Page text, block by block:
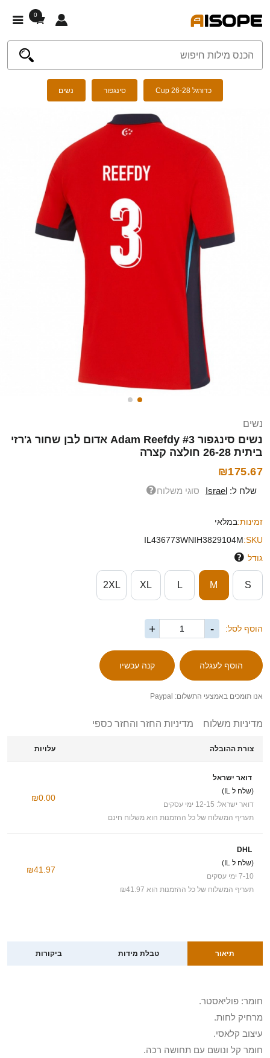
0
כדורגל Cup 26-28 סינגפור נשים
נשים
נשים סינגפור Adam Reefdy #3 אדום לבן שחור ג'רזי
ביתית 26-28 חולצה קצרה
₪175.67
שלח ל: Israel סוגי משלוח
זמינות:במלאי
SKU:
IL436773WNIH3829104M
גודל
S
M
L
XL
2XL
הוסף לסל: -
+
אנו תומכים באמצעי התשלום: Paypal
מדיניות משלוח מדיניות החזר והחזר כספי
צורת ההובלה עלויות
דואר ישראל
(שלח ל IL)
דואר ישראל: 12-15 ימי עסקים
תעריף המשלוח של כל ההזמנות הוא משלוח חינם
₪0.00
DHL
(שלח ל IL)
7-10 ימי עסקים
תעריף המשלוח של כל ההזמנות הוא ₪41.97
₪41.97
תיאור טבלת מידות ביקורות
חומר: פוליאסטר.
מרחיק לחות.
עיצוב קלאסי.
חומר קל ונושם עם תחושה רכה.